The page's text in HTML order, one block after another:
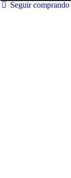
Seguir comprando